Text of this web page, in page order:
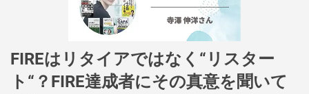
FIREはリタイアではなく“リスター
ト“？FIRE達成者にその真意を聞いて